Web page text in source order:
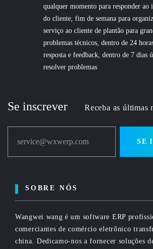
qualquer momento para responder ao
do cliente, fim de semana para
serviço ao cliente de plantão para
problemas técnicos, dentro de 24
resposta e feedback, dentro de 7 dias
resolver problemas
Se inscrever Receba as últimas
service@wxwerp.com SE
SOBRE NÓS
Wangwei wang é um software ERP
comerciantes de comércio eletrônico
china. Dedicamo-nos a fornecer soluções